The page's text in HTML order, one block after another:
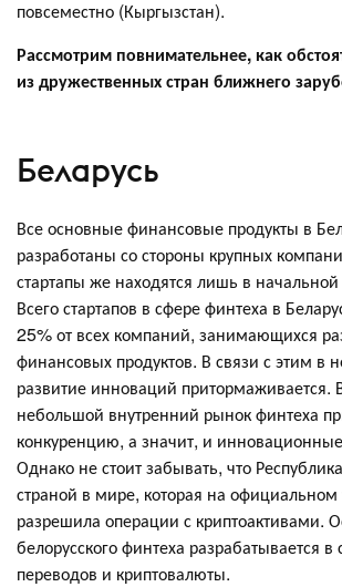
повсеместно (Кыргызстан).
Рассмотрим повнимательнее, как
из дружественных стран ближнего
Беларусь
Все основные финансовые продукты в
разработаны со стороны крупных
стартапы же находятся лишь в
Всего стартапов в сфере финтеха в
25% от всех компаний, занимающихся
финансовых продуктов. В связи с этим в
развитие инноваций притормаживается.
небольшой внутренний рынок финтеха
конкуренцию, а значит, и
Однако не стоит забывать, что
страной в мире, которая на официальном
разрешила операции с криптоактивами.
белорусского финтеха разрабатывается
переводов и криптовалюты.